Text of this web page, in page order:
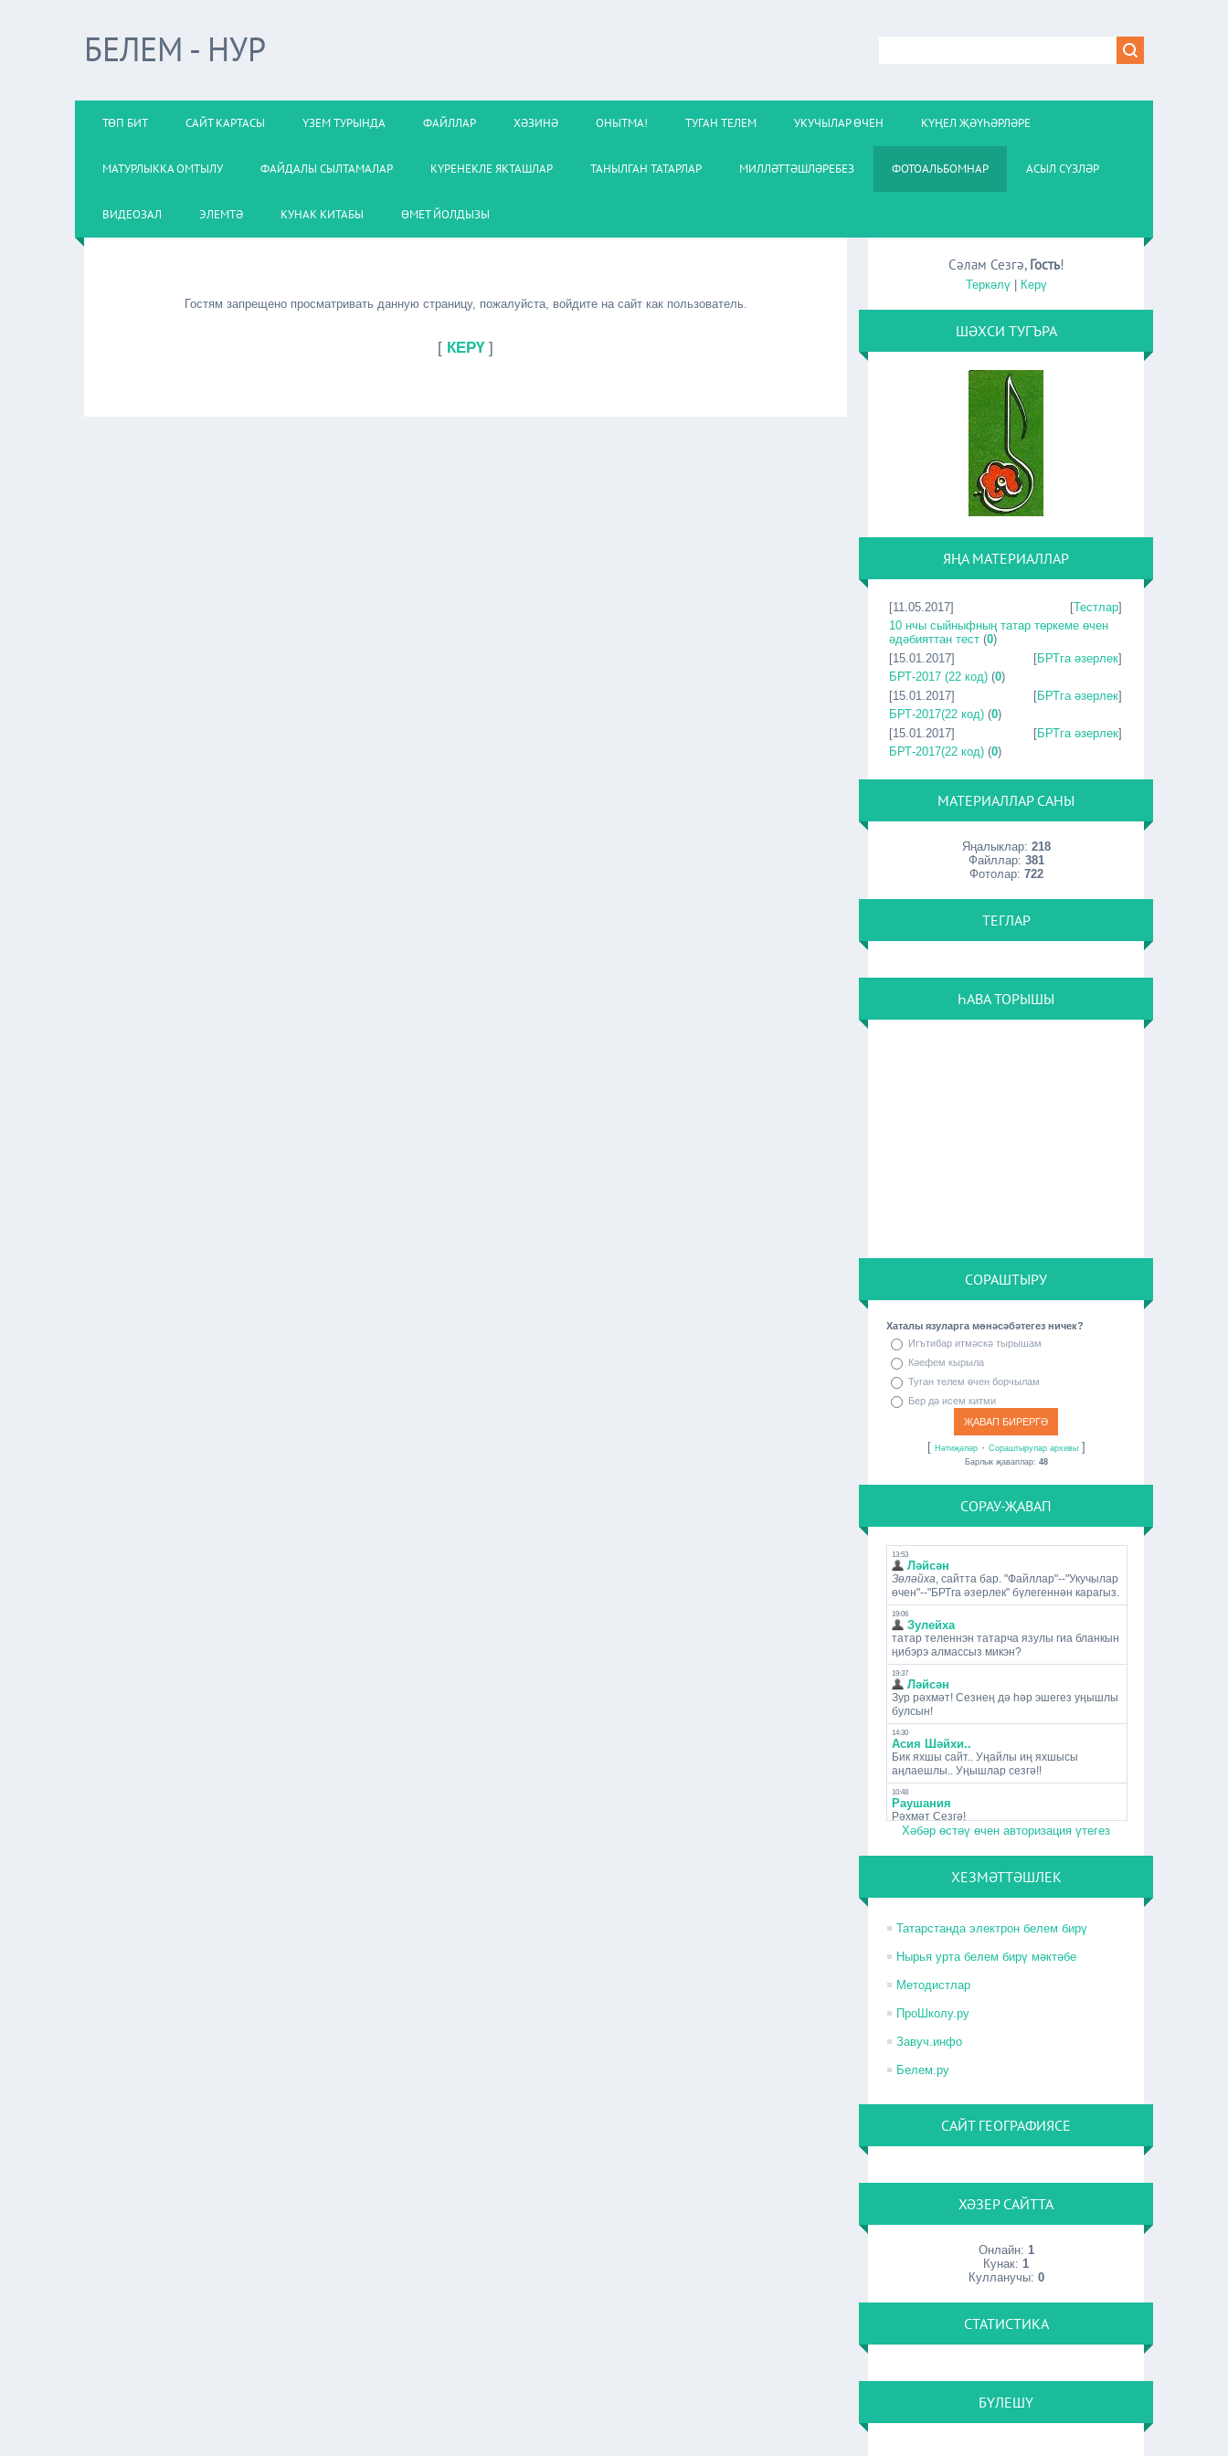
БЕЛЕМ - НУР
ТӨП БИТ САЙТ КАРТАСЫ ҮЗЕМ ТУРЫНДА ФАЙЛЛАР ХӘЗИНӘ ОНЫТМА! ТУГАН ТЕЛЕМ УКУЧЫЛАР ӨЧЕН КҮҢЕЛ ҖӘҮҺӘРЛӘРЕ
МАТУРЛЫККА ОМТЫЛУ ФАЙДАЛЫ СЫЛТАМАЛАР КҮРЕНЕКЛЕ ЯКТАШЛАР ТАНЫЛГАН ТАТАРЛАР МИЛЛӘТТӘШЛӘРЕБЕЗ ФОТОАЛЬБОМНАР АСЫЛ СҮЗЛӘР
ВИДЕОЗАЛ ЭЛЕМТӘ КУНАК КИТАБЫ ӨМЕТ ЙОЛДЫЗЫ
Гостям запрещено просматривать данную страницу, пожалуйста, войдите на сайт как пользователь.
[ КЕРҮ]
Сәлам Сезгә, Гость!
Теркәлү| Керү
ШӘХСИ ТУГЪРА
ЯҢА МАТЕРИАЛЛАР
[11.05.2017] [Тестлар]
10 нчы сыйныфның татар төркеме өчен
әдәбияттан тест (0)
[15.01.2017]
[БРТга әзерлек]
БРТ-2017 (22 код) (0)
[15.01.2017]
[БРТга әзерлек]
БРТ-2017(22 код) (0)
[15.01.2017]
[БРТга әзерлек]
БРТ-2017(22 код) (0)
МАТЕРИАЛЛАР САНЫ
Яңалыклар: 218
Файллар: 381
Фотолар: 722
ТЕГЛАР
ҺАВА ТОРЫШЫ
СОРАШТЫРУ
Хаталы язуларга мөнәсәбәтегез ничек?
Игътибар итмәскә тырышам
Кәефем кырыла
Туган телем өчен борчылам
Бер дә исем китми
[ Нәтиҗәләр· Сораштырулар архивы]
Барлык җаваплар: 48
СОРАУ-ҖАВАП
Хәбәр өстәү өчен авторизация үтегез
ХЕЗМӘТТӘШЛЕК
Татарстанда электрон белем бирү
Нырья урта белем бирү мәктәбе
Методистлар
ПроШколу.ру
Завуч.инфо
Белем.ру
САЙТ ГЕОГРАФИЯСЕ
ХӘЗЕР САЙТТА
Онлайн: 1
Кунак:1
Кулланучы: 0
СТАТИСТИКА
БҮЛЕШҮ